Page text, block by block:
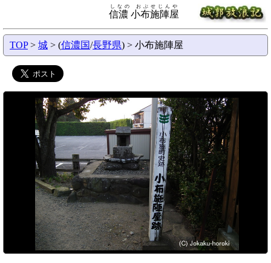
信濃 小布施陣屋
しなの おぶせじんや
TOP> 城 > (信濃国/長野県) > 小布施陣屋